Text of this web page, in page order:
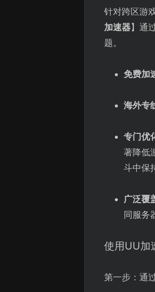
针对跨区游
加速器】通
题。
免费加
海外专
专门优
著降低
斗中保
广泛覆
同服务
使用UU加
第一步：通